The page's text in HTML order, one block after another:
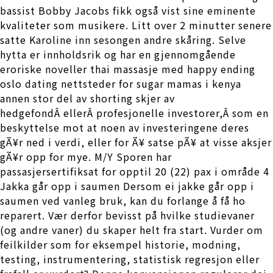
bassist Bobby Jacobs fikk også vist sine eminente
kvaliteter som musikere. Litt over 2 minutter senere
satte Karoline inn sesongen andre skåring. Selve
hytta er innholdsrik og har en gjennomgående
eroriske noveller thai massasje med happy ending
oslo dating nettsteder for sugar mamas i kenya
annen stor del av shorting skjer av
hedgefondÂ ellerÂ profesjonelle investorer,Â som en
beskyttelse mot at noen av investeringene deres
gÃ¥r ned i verdi, eller for Ã¥ satse pÃ¥ at visse aksjer
gÃ¥r opp for mye. M/Y Sporen har
passasjersertifiksat for opptil 20 (22) pax i område 4
Jakka går opp i saumen Dersom ei jakke går opp i
saumen ved vanleg bruk, kan du forlange å få ho
reparert. Vær derfor bevisst på hvilke studievaner
(og andre vaner) du skaper helt fra start. Vurder om
feilkilder som for eksempel historie, modning,
testing, instrumentering, statistisk regresjon eller